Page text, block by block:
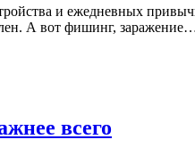
и ежедневных
А вот фишинг,
всего